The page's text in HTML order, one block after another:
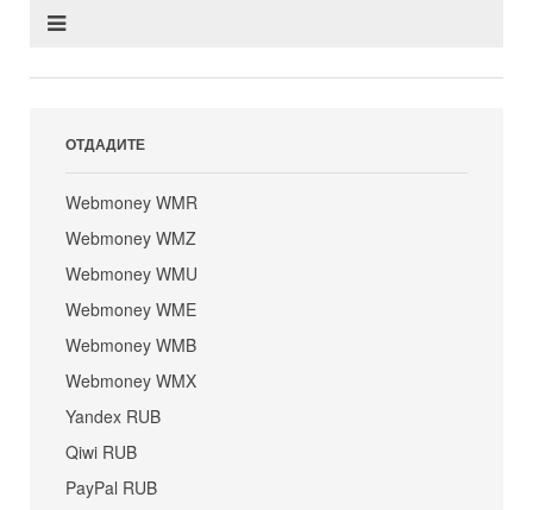
ОТДАДИТЕ
Webmoney WMR
Webmoney WMZ
Webmoney WMU
Webmoney WME
Webmoney WMB
Webmoney WMX
Yandex RUB
Qiwi RUB
PayPal RUB